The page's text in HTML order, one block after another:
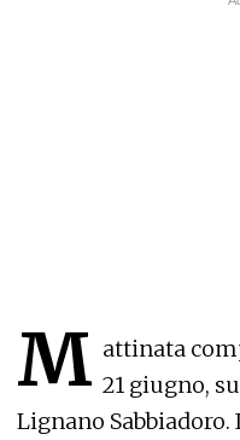
M attinata
21 giugno,
Lignano